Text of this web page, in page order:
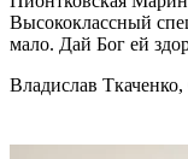
Высококлассный
мало. Дай Бог ей
Владислав